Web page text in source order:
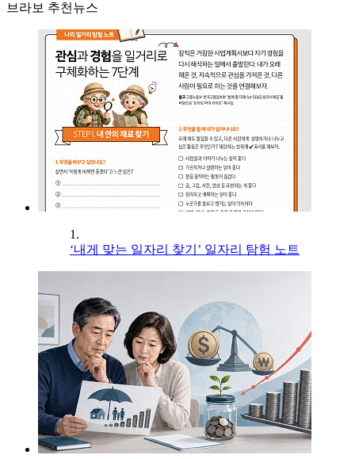
브라보 추천뉴스
1.
‘내게 맞는 일자리 찾기’ 일자리 탐험 노트